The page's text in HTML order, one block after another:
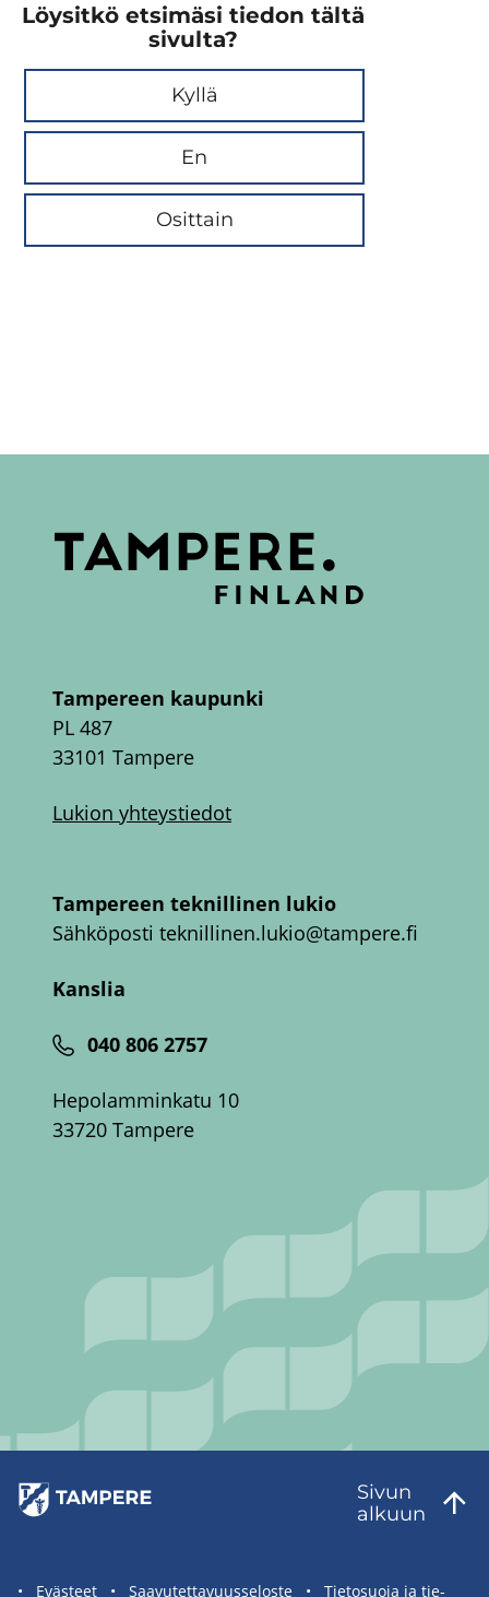
Löysitkö etsimäsi tiedon tältä
sivulta?
Kyllä
En
Osittain
Tampereen kaupunki
PL 487
33101 Tampere
Lukion yhteystiedot
Tampereen teknillinen lukio
Sähköposti teknillinen.lukio@tampere.fi
Kanslia
040 806 2757
Hepolamminkatu 10
33720 Tampere
Sivun
al­kuun
Eväs­teet Saa­vu­tet­ta­vuus­se­los­te Tie­to­suo­ja ja tie­